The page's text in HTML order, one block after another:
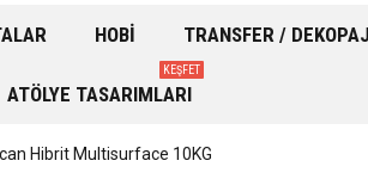
HOBI TRANSFER / DEKOPAJ
ATÖLYE TASARIMLARI
KEŞFET
Hibrit Multisurface 10KG